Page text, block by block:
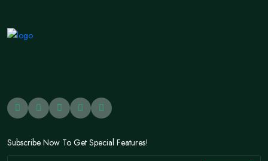
Subscribe Now To Get Special Features!